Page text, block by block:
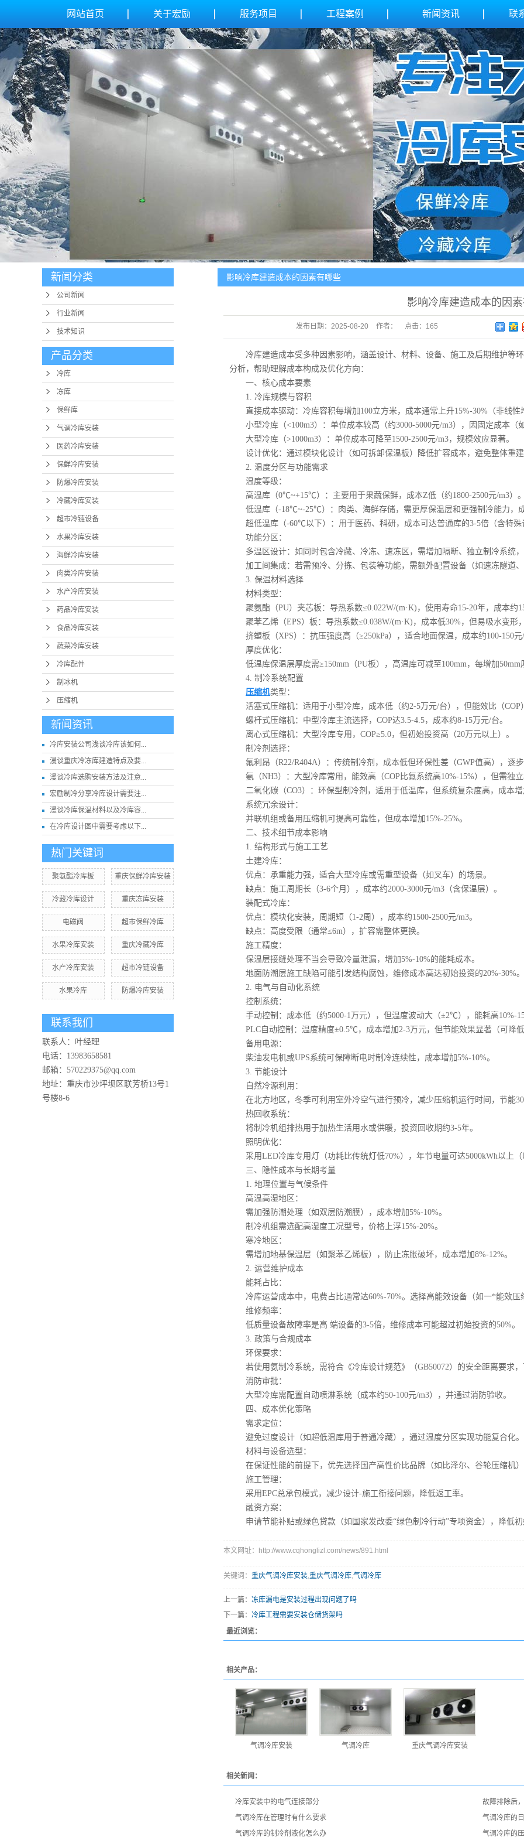
网站首页 关于宏励
公司简介
联系我们
服务项目
冷库
冻库
保鲜库
气调冷库安装
医药冷库安装
保鲜冷库安装
水果冷库安装
海鲜冷库安装
肉类冷库安装
食品冷库安装
蔬菜冷库安装
冷库配件
制冰机
压缩机
工程案例 新闻资讯
公司新闻
行业新闻
技术知识
联
新闻分类
公司新闻
行业新闻
技术知识
产品分类
冷库
冻库
保鲜库
气调冷库安装
医药冷库安装
保鲜冷库安装
防爆冷库安装
冷藏冷库安装
超市冷链设备
水果冷库安装
海鲜冷库安装
肉类冷库安装
水产冷库安装
药品冷库安装
食品冷库安装
蔬菜冷库安装
冷库配件
制冰机
压缩机
新闻资讯
冷库安装公司浅谈冷库该如何...
漫谈重庆冷冻库建造特点及要...
漫谈冷库选购安装方法及注意...
宏励制冷分享冷库设计需要注...
漫谈冷库保温材料以及冷库容...
在冷库设计图中需要考虑以下...
热门关键词
聚氨酯冷库板 重庆保鲜冷库安装
冷藏冷库设计 重庆冻库安装
电磁阀 超市保鲜冷库
水果冷库安装 重庆冷藏冷库
水产冷库安装 超市冷链设备
水果冷库 防爆冷库安装
联系我们
联系人：叶经理
电话：13983658581
邮箱：570229375@qq.com
地址：重庆市沙坪坝区联芳桥13号1
号楼8-6
影响冷库建造成本的因素有哪些
影响冷库建造成本的因
发布日期： 2025-08-20 作者： 点击： 165
冷库建造成本受多种因素影响，涵盖设计、材料、设备、施工及后期维护等
分析，帮助理解成本构成及优化方向：
一、核心成本要素
1. 冷库规模与容积
直接成本驱动：冷库容积每增加100立方米，成本通常上升15%-30%（非线性
小型冷库（<100m3）：单位成本较高（约3000-5000元/m3），因固定成本（
大型冷库（>1000m3）：单位成本可降至1500-2500元/m3，规模效应显著。
设计优化：通过模块化设计（如可拆卸保温板）降低扩容成本，避免整体重建
2. 温度分区与功能需求
温度等级：
高温库（0℃~+15℃）：主要用于果蔬保鲜，成本Z低（约1800-2500元/m3）。
低温库（-18℃~-25℃）：肉类、海鲜存储，需更厚保温层和更强制冷能力，成
超低温库（-60℃以下）：用于医药、科研，成本可达普通库的3-5倍（含特殊
功能分区：
多温区设计：如同时包含冷藏、冷冻、速冻区，需增加隔断、独立制冷系统，
加工间集成：若需预冷、分拣、包装等功能，需额外配置设备（如速冻隧道、
3. 保温材料选择
材料类型：
聚氨酯（PU）夹芯板：导热系数≤0.022W/(m·K)，使用寿命15-20年，成本约
聚苯乙烯（EPS）板：导热系数≤0.038W/(m·K)，成本低30%，但易吸水变形
挤塑板（XPS）：抗压强度高（≥250kPa），适合地面保温，成本约100-150元/
厚度优化：
低温库保温层厚度需≥150mm（PU板），高温库可减至100mm，每增加50mm
4. 制冷系统配置
压缩机类型：
活塞式压缩机：适用于小型冷库，成本低（约2-5万元/台），但能效比（COP
螺杆式压缩机：中型冷库主流选择，COP达3.5-4.5，成本约8-15万元/台。
离心式压缩机：大型冷库专用，COP≥5.0，但初始投资高（20万元以上）。
制冷剂选择：
氟利昂（R22/R404A）：传统制冷剂，成本低但环保性差（GWP值高），逐步
氨（NH3）：大型冷库常用，能效高（COP比氟系统高10%-15%），但需独立
二氧化碳（CO3）：环保型制冷剂，适用于低温库，但系统复杂度高，成本增
系统冗余设计：
并联机组或备用压缩机可提高可靠性，但成本增加15%-25%。
二、技术细节成本影响
1. 结构形式与施工工艺
土建冷库：
优点：承重能力强，适合大型冷库或需重型设备（如叉车）的场景。
缺点：施工周期长（3-6个月），成本约2000-3000元/m3（含保温层）。
装配式冷库：
优点：模块化安装，周期短（1-2周），成本约1500-2500元/m3。
缺点：高度受限（通常≤6m），扩容需整体更换。
施工精度：
保温层接缝处理不当会导致冷量泄漏，增加5%-10%的能耗成本。
地面防潮层施工缺陷可能引发结构腐蚀，维修成本高达初始投资的20%-30%。
2. 电气与自动化系统
控制系统：
手动控制：成本低（约5000-1万元），但温度波动大（±2℃），能耗高10%-
PLC自动控制：温度精度±0.5℃，成本增加2-3万元，但节能效果显著（可降低
备用电源：
柴油发电机或UPS系统可保障断电时制冷连续性，成本增加5%-10%。
3. 节能设计
自然冷源利用：
在北方地区，冬季可利用室外冷空气进行预冷，减少压缩机运行时间，节能
热回收系统：
将制冷机组排热用于加热生活用水或供暖，投资回收期约3-5年。
照明优化：
采用LED冷库专用灯（功耗比传统灯低70%），年节电量可达5000kWh以上（
三、隐性成本与长期考量
1. 地理位置与气候条件
高温高湿地区：
需加强防潮处理（如双层防潮膜），成本增加5%-10%。
制冷机组需选配高湿度工况型号，价格上浮15%-20%。
寒冷地区：
需增加地基保温层（如聚苯乙烯板），防止冻胀破坏，成本增加8%-12%。
2. 运营维护成本
能耗占比：
冷库运营成本中，电费占比通常达60%-70%。选择高能效设备（如一*能效压
维修频率：
低质量设备故障率是高 端设备的3-5倍，维修成本可能超过初始投资的50%。
3. 政策与合规成本
环保要求：
若使用氨制冷系统，需符合《冷库设计规范》（GB50072）的安全距离要求，
消防审批：
大型冷库需配置自动喷淋系统（成本约50-100元/m3），并通过消防验收。
四、成本优化策略
需求定位：
避免过度设计（如超低温库用于普通冷藏），通过温度分区实现功能复合化。
材料与设备选型：
在保证性能的前提下，优先选择国产高性价比品牌（如比泽尔、谷轮压缩机）
施工管理：
采用EPC总承包模式，减少设计-施工衔接问题，降低返工率。
融资方案：
申请节能补贴或绿色贷款（如国家发改委“绿色制冷行动”专项资金），降低初
本文网址：http://www.cqhonglizl.com/news/891.html
关键词： 重庆气调冷库安装,重庆气调冷库,气调冷库
上一篇： 冻库漏电是安装过程出现问题了吗
下一篇： 冷库工程需要安装仓储货架吗
最近浏览：
相关产品：
气调冷库安装 气调冷库 重庆气调冷库安装
相关新闻：
冷库安装中的电气连接部分
故障排除后
气调冷库在管理时有什么要求
气调冷库的
气调冷库的制冷剂液化怎么办
气调冷库的